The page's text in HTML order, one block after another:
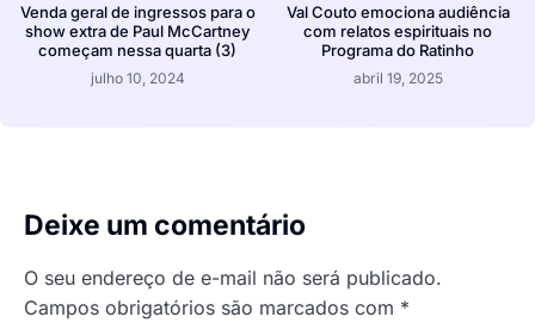
Venda geral de ingressos para o
show extra de Paul McCartney
começam nessa quarta (3)
julho 10, 2024
Val Couto emociona audiência
com relatos espirituais no
Programa do Ratinho
abril 19, 2025
Deixe um comentário
O seu endereço de e-mail não será publicado.
Campos obrigatórios são marcados com *